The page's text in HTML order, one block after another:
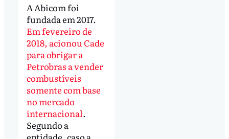
A Abicom foi
fundada em 2017.
Em fevereiro de
2018, acionou Cade
para obrigar a
Petrobras a vender
combustíveis
somente com base
no mercado
internacional.
Segundo a